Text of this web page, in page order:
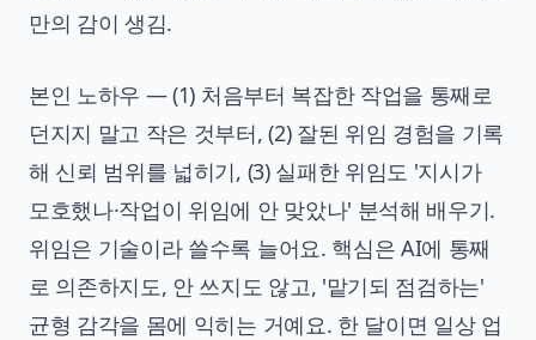
만의 감이 생김.
본인 노하우 — (1) 처음부터 복잡한 작업을 통째로
던지지 말고 작은 것부터, (2) 잘된 위임 경험을 기록
해 신뢰 범위를 넓히기, (3) 실패한 위임도 '지시가
모호했나·작업이 위임에 안 맞았나' 분석해 배우기.
위임은 기술이라 쓸수록 늘어요. 핵심은 AI에 통째
로 의존하지도, 안 쓰지도 않고, '맡기되 점검하는'
균형 감각을 몸에 익히는 거예요. 한 달이면 일상 업